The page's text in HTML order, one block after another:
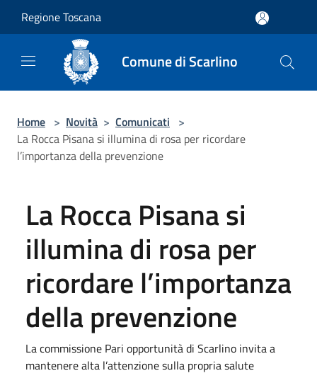
Regione Toscana
Comune di Scarlino
Home > Novità > Comunicati >
La Rocca Pisana si illumina di rosa per ricordare
l’importanza della prevenzione
La Rocca Pisana si
illumina di rosa per
ricordare l’importanza
della prevenzione
La commissione Pari opportunità di Scarlino invita a
mantenere alta l’attenzione sulla propria salute